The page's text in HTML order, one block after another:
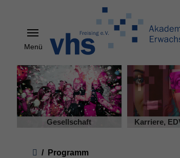
Menü
Gesellschaft Karriere,
Programm